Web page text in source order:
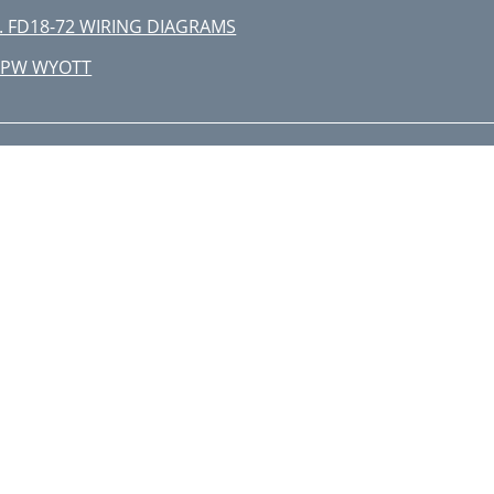
FD18-72 WIRING DIAGRAMS
WYOTT